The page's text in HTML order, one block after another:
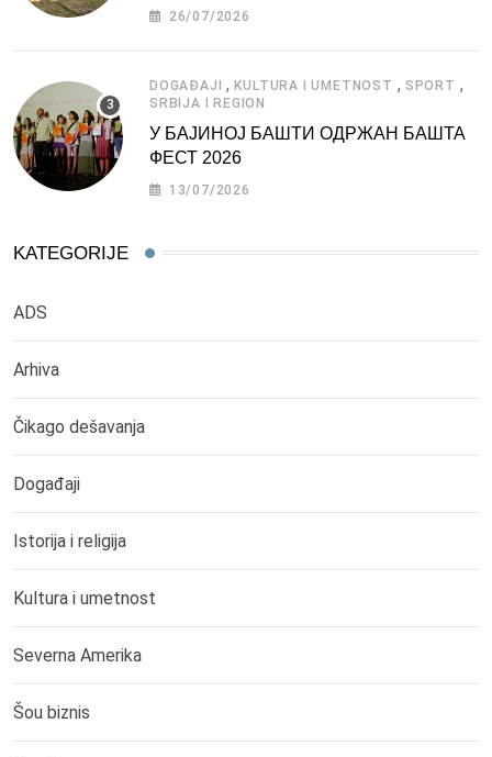
СРБИЈЕ
26/07/2026
DOGAĐAJI ,KULTURA I UMETNOST , SPORT ,
SRBIJA I REGION
У БАЈИНОЈ БАШТИ ОДРЖАН БАШТА
ФЕСТ 2026
13/07/2026
KATEGORIJE
ADS
Arhiva
Čikago dešavanja
Događaji
Istorija i religija
Kultura i umetnost
Severna Amerika
Šou biznis